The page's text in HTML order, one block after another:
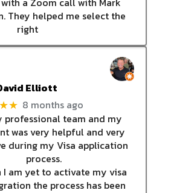
They helped me select the
right
Elliott
8 months ago
professional team and my
was very helpful and very
during my Visa application
process.
I am yet to activate my visa
the process has been